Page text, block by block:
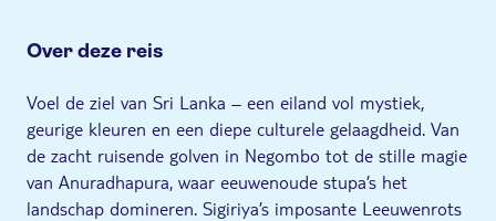
Over deze reis
Voel de ziel van Sri Lanka – een eiland vol mystiek,
geurige kleuren en een diepe culturele gelaagdheid. Van
de zacht ruisende golven in Negombo tot de stille magie
van Anuradhapura, waar eeuwenoude stupa’s het
landschap domineren. Sigiriya’s imposante Leeuwenrots